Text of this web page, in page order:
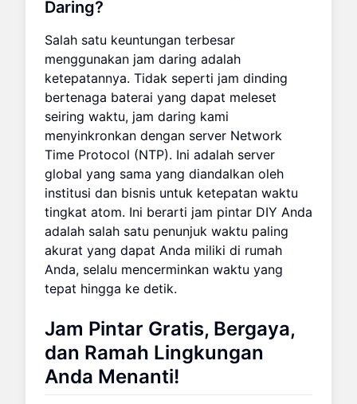
Daring?
Salah satu keuntungan terbesar
menggunakan jam daring adalah
ketepatannya. Tidak seperti jam dinding
bertenaga baterai yang dapat meleset
seiring waktu, jam daring kami
menyinkronkan dengan server Network
Time Protocol (NTP). Ini adalah server
global yang sama yang diandalkan oleh
institusi dan bisnis untuk ketepatan waktu
tingkat atom. Ini berarti jam pintar DIY Anda
adalah salah satu penunjuk waktu paling
akurat yang dapat Anda miliki di rumah
Anda, selalu mencerminkan waktu yang
tepat hingga ke detik.
Jam Pintar Gratis, Bergaya,
dan Ramah Lingkungan
Anda Menanti!